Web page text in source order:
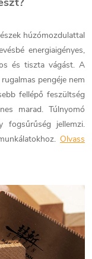
húzómozdulattal
energiaigényes,
és tiszta vágást. A
pengéje nem
fellépő feszültség
marad. Túlnyomó
fogsűrűség jellemzi.
Olvass